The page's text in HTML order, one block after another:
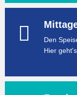
Den
Hier